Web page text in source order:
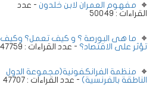
مفهوم العمران لابن خلدون - عدد
القراءات : 50049
ما هى البورصة ؟ و كيف تعمل؟ وكيف
تؤثر على الاقتصاد؟ - عدد القراءات : 47759
منظمة الفرانكفونية(مجموعة الدول
الناطقة بالفرنسية) - عدد القراءات : 47707